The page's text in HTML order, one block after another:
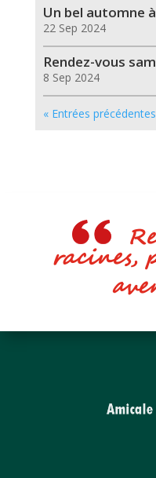
Un bel automne
22 Sep 2024
Rendez-vous
8 Sep 2024
« Entrées précédentes
racines,